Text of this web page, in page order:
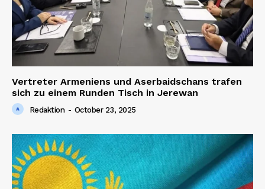
Vertreter Armeniens und Aserbaidschans trafen
sich zu einem Runden Tisch in Jerewan
Redaktion - October 23, 2025